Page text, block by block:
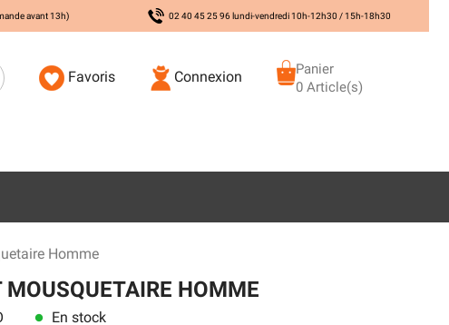
avant 13h) 02 40 45 25 96 lundi-vendredi 10h-12h30 / 15h-18h30
Favoris Connexion
Panier
0 Article(s)
Homme
MOUSQUETAIRE HOMME
lens En stock